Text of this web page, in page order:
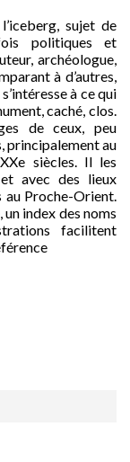
sujet de
politiques et
archéologue,
à d’autres,
à ce qui
caché, clos.
de ceux, peu
principalement au
e siècles. Il les
avec des lieux
au Proche-Orient.
index des noms
facilitent